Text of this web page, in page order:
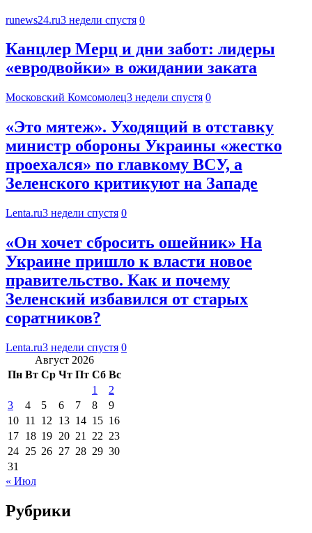
runews24.ru3 недели спустя 0
Канцлер Мерц и дни забот: лидеры
«евродвойки» в ожидании заката
Московский Комсомолец3 недели спустя 0
«Это мятеж». Уходящий в отставку
министр обороны Украины «жестко
проехался» по главкому ВСУ, а
Зеленского критикуют на Западе
Lenta.ru3 недели спустя 0
«Он хочет сбросить ошейник» На
Украине пришло к власти новое
правительство. Как и почему
Зеленский избавился от старых
соратников?
Lenta.ru3 недели спустя 0
Август 2026
Пн Вт Ср Чт Пт Сб Вс
1
2
3
4 5 6 7 8
9
10 11 12 13 14 15 16
17 18 19 20 21 22 23
24 25 26 27 28 29 30
31
« Июл
Рубрики